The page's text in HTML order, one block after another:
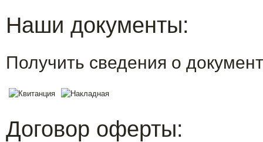
Наши документы:
Получить сведения о
Договор оферты: